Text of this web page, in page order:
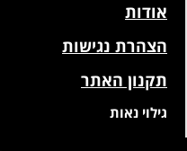
אודות
הצהרת נגישות
תקנון האתר
גילוי נאות